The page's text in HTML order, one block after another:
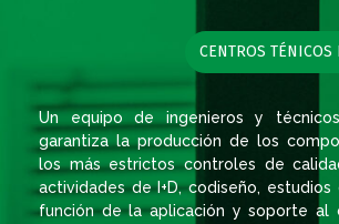
CENTROS TÉNICOS
Un equipo de ingenieros y
garantiza la producción de los
los más estrictos controles de
actividades de I+D, codiseño,
función de la aplicación y soporte al